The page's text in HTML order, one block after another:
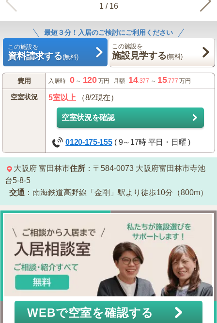
1 / 16
最短３分！入居のご検討にご利用ください
この施設を
資料請求する(無料)
この施設を
施設見学する(無料)
費用 入居時 0～ 120 万円 月額 14.377 ～ 15.777 万円
空室状況 5室以上 （8/2現在）
空室状況を確認
0120-175-155 ( 9～17時 平日・日曜 )
大阪府 富田林市住所 ：〒584-0073 大阪府富田林市寺池
台5-8-5
交通 ：南海鉄道高野線「金剛」駅より徒歩10分（800m）
WEBで空室を確認する